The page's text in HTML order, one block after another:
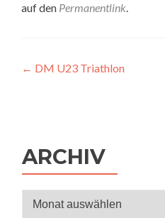
auf den Permanentlink.
Artikel-
← DM U23 Triathlon
ARCHIV
Archiv